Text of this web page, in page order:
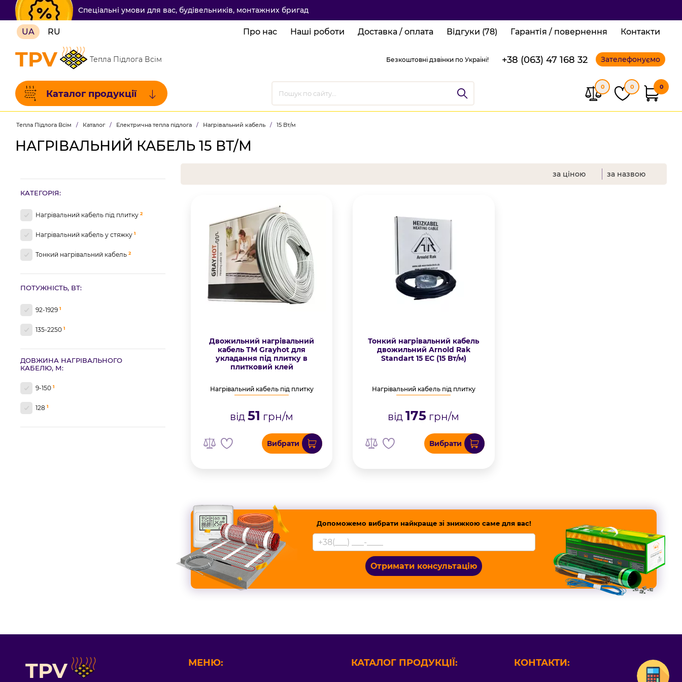
Спеціальні умови для вас, будівельників, монтажних бригад
UA RU Про нас Наші роботи Доставка / оплата Відгуки (78) Гарантія / повернення Контакти
TPV Тепла Підлога Всім Безкоштовні дзвінки по Україні! +38 (063) 47 168 32 Зателефонуємо
Каталог продукції
0 0 0
Тепла Підлога Всім / Каталог / Електрична тепла підлога / Нагрівальний кабель / 15 Вт/м
НАГРІВАЛЬНИЙ КАБЕЛЬ 15 ВТ/М
КАТЕГОРІЯ:
Нагрівальний кабель під плитку 2
Нагрівальний кабель у стяжку 1
Тонкий нагрівальний кабель 2
ПОТУЖНІСТЬ, ВТ:
92-1929 1
135-2250 1
ДОВЖИНА НАГРІВАЛЬНОГО
КАБЕЛЮ, М:
9-150 1
128 1
за ціною за назвою
Двожильний нагрівальний
кабель ТМ Grayhot для
укладання під плитку в
плитковий клей
Нагрівальний кабель під плитку
від51 грн/м
Вибрати
Тонкий нагрівальний кабель
двожильний Arnold Rak
Standart 15 EC (15 Вт/м)
Нагрівальний кабель під плитку
від175 грн/м
Вибрати
Допоможемо вибрати найкраще зі знижкою саме для вас!
Отримати консультацію
TPV МЕНЮ: КАТАЛОГ ПРОДУКЦІЇ: КОНТАКТИ: